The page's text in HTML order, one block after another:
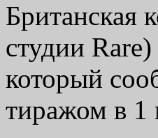
Британская
студии
который
тиражом в 1